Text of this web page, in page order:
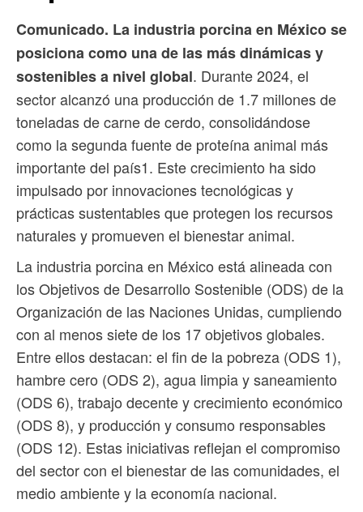
Comunicado. La industria porcina en México se
posiciona como una de las más dinámicas y
sostenibles a nivel global. Durante 2024, el
sector alcanzó una producción de 1.7 millones de
toneladas de carne de cerdo, consolidándose
como la segunda fuente de proteína animal más
importante del país1. Este crecimiento ha sido
impulsado por innovaciones tecnológicas y
prácticas sustentables que protegen los recursos
naturales y promueven el bienestar animal.
La industria porcina en México está alineada con
los Objetivos de Desarrollo Sostenible (ODS) de la
Organización de las Naciones Unidas, cumpliendo
con al menos siete de los 17 objetivos globales.
Entre ellos destacan: el fin de la pobreza (ODS 1),
hambre cero (ODS 2), agua limpia y saneamiento
(ODS 6), trabajo decente y crecimiento económico
(ODS 8), y producción y consumo responsables
(ODS 12). Estas iniciativas reflejan el compromiso
del sector con el bienestar de las comunidades, el
medio ambiente y la economía nacional.